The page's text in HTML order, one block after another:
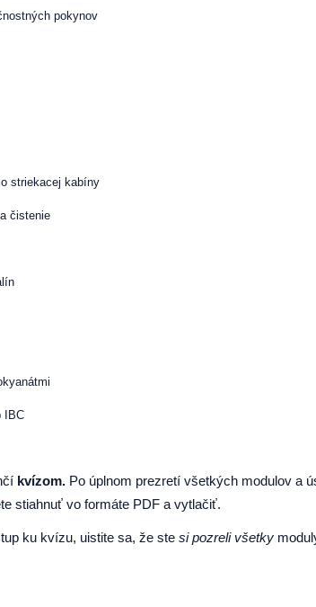
pokynov
striekacej kabíny
čistenie
IBC
kvízom. Po úplnom prezretí všetkých modulov a
stiahnuť vo formáte PDF a vytlačiť.
ku kvízu, uistite sa, že stesi pozreli všetky